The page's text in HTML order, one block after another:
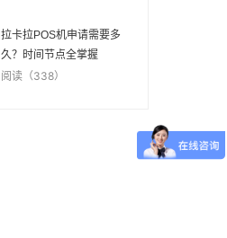
拉卡拉POS机申请需要多
久？时间节点全掌握
阅读（338）